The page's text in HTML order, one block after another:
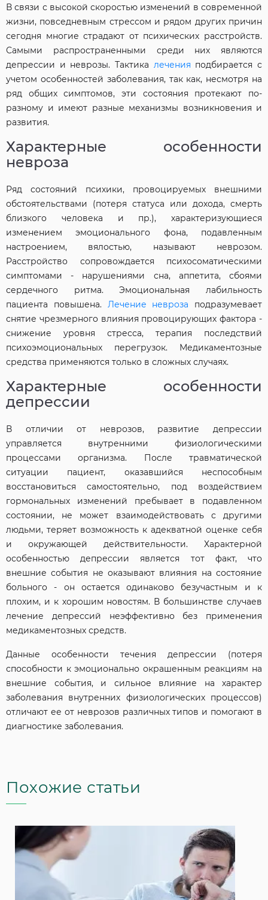
В связи с высокой скоростью изменений в современной
жизни, повседневным стрессом и рядом других причин
сегодня многие страдают от психических расстройств.
Самыми распространенными среди них являются
депрессии и неврозы. Тактика лечения подбирается с
учетом особенностей заболевания, так как, несмотря на
ряд общих симптомов, эти состояния протекают по-
разному и имеют разные механизмы возникновения и
развития.
Характерные особенности
невроза
Ряд состояний психики, провоцируемых внешними
обстоятельствами (потеря статуса или дохода, смерть
близкого человека и пр.), характеризующиеся
изменением эмоционального фона, подавленным
настроением, вялостью, называют неврозом.
Расстройство сопровождается психосоматическими
симптомами - нарушениями сна, аппетита, сбоями
сердечного ритма. Эмоциональная лабильность
пациента повышена. Лечение невроза подразумевает
снятие чрезмерного влияния провоцирующих фактора -
снижение уровня стресса, терапия последствий
психоэмоциональных перегрузок. Медикаментозные
средства применяются только в сложных случаях.
Характерные особенности
депрессии
В отличии от неврозов, развитие депрессии
управляется внутренними физиологическими
процессами организма. После травматической
ситуации пациент, оказавшийся неспособным
восстановиться самостоятельно, под воздействием
гормональных изменений пребывает в подавленном
состоянии, не может взаимодействовать с другими
людьми, теряет возможность к адекватной оценке себя
и окружающей действительности. Характерной
особенностью депрессии является тот факт, что
внешние события не оказывают влияния на состояние
больного - он остается одинаково безучастным и к
плохим, и к хорошим новостям. В большинстве случаев
лечение депрессий неэффективно без применения
медикаментозных средств.
Данные особенности течения депрессии (потеря
способности к эмоционально окрашенным реакциям на
внешние события, и сильное влияние на характер
заболевания внутренних физиологических процессов)
отличают ее от неврозов различных типов и помогают в
диагностике заболевания.
Похожие статьи